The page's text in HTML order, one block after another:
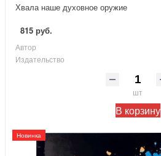
Хвала наше духовное оружие
815 руб.
Автор
Издательство
шт
В корзину
Новинка